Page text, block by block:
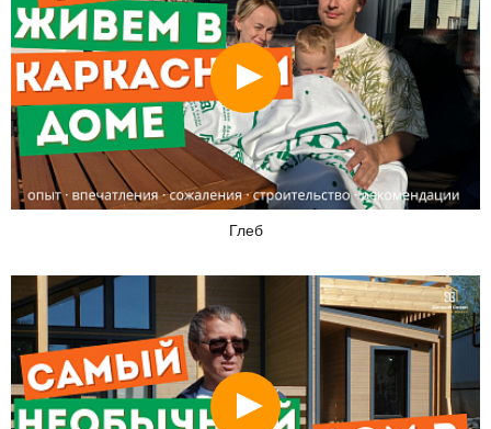
Смотреть
Глеб
Смотреть